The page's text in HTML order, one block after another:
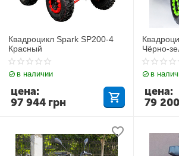
Квадроцикл Spark SP200-4
Красный
в наличии
97 944 грн
цена:
Чёрно-
в
79 200
цена: